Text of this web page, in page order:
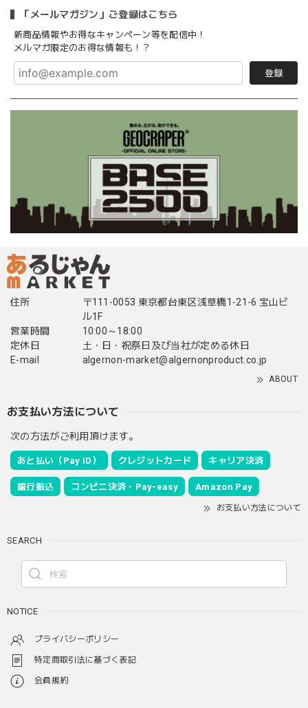
「メールマガジン」ご登録はこちら
新商品情報やお得なキャンペーン等を配信中！
メルマガ限定のお得な情報も！？
登録
住所
〒111-0053 東京都台東区浅草橋1-21-6 宝山ビ
ル1F
営業時間
10:00～18:00
定休日
土・日・祝祭日及び当社が定める休日
E-mail
algernon-market@algernonproduct.co.jp
ABOUT
お支払い方法について
次の方法がご利用頂けます。
あと払い（Pay ID） クレジットカード キャリア決済
銀行振込 コンビニ決済・Pay-easy Amazon Pay
お支払い方法について
SEARCH
NOTICE
プライバシーポリシー
特定商取引法に基づく表記
会員規約